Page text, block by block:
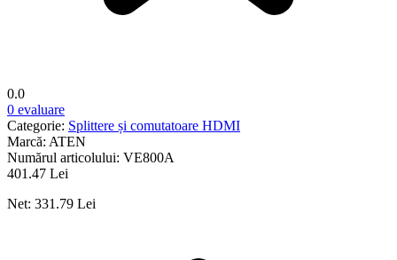
0.0
0 evaluare
Categorie: Splittere și comutatoare HDMI
Marcă: ATEN
Numărul articolului: VE800A
401.47 Lei
Net: 331.79 Lei